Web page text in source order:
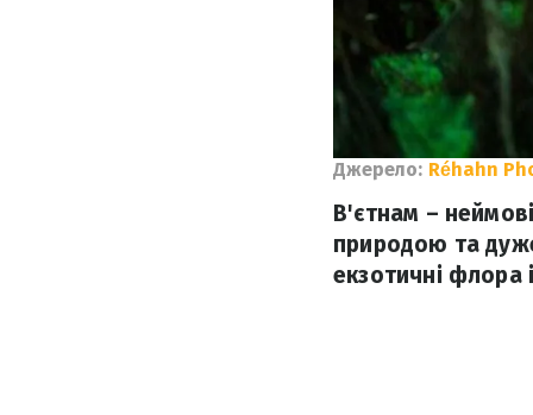
Джерело: Réhahn
В'єтнам –
природою та
екзотичні флора